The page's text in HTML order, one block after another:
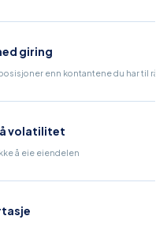
giring
enn kontantene du har til
volatilitet
å eie eiendelen